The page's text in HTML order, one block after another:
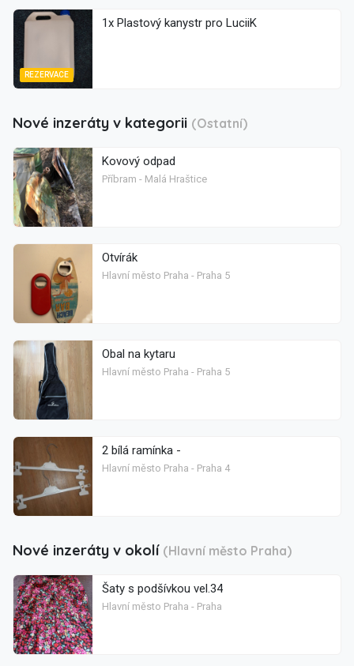
REZERVACE
1x Plastový kanystr pro LuciiK
Nové inzeráty v kategorii (Ostatní)
Kovový odpad
Příbram - Malá Hraštice
Otvírák
Hlavní město Praha - Praha 5
Obal na kytaru
Hlavní město Praha - Praha 5
2 bílá ramínka -
Hlavní město Praha - Praha 4
Nové inzeráty v okolí (Hlavní město Praha)
Šaty s podšívkou vel.34
Hlavní město Praha - Praha